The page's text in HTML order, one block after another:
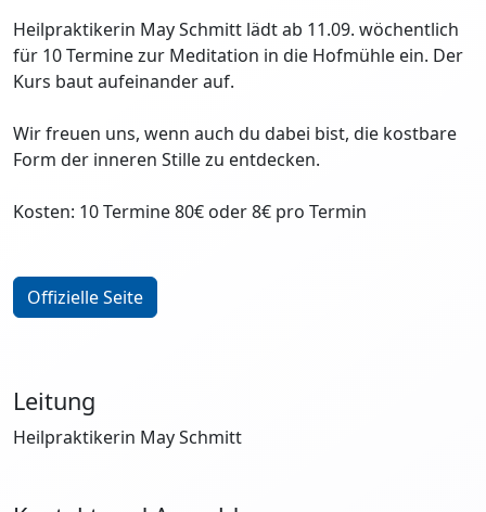
Heilpraktikerin May Schmitt lädt ab 11.09. wöchentlich
für 10 Termine zur Meditation in die Hofmühle ein. Der
Kurs baut aufeinander auf.
Wir freuen uns, wenn auch du dabei bist, die kostbare
Form der inneren Stille zu entdecken.
Kosten: 10 Termine 80€ oder 8€ pro Termin
Offizielle Seite
Leitung
Heilpraktikerin May Schmitt